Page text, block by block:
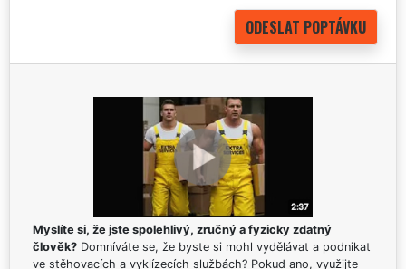
Myslíte si, že jste spolehlivý, zručný a fyzicky zdatný
člověk? Domníváte se, že byste si mohl vydělávat a podnikat
ve stěhovacích a vyklízecích službách? Pokud ano, využijte